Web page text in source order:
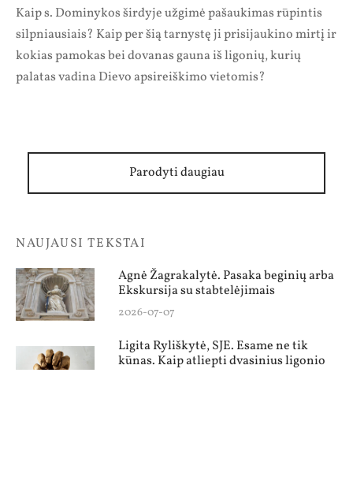
Kaip s. Dominykos širdyje užgimė pašaukimas rūpintis
silpniausiais? Kaip per šią tarnystę ji prisijaukino mirtį ir
kokias pamokas bei dovanas gauna iš ligonių, kurių
palatas vadina Dievo apsireiškimo vietomis?
Parodyti daugiau
NAUJAUSI TEKSTAI
Agnė Žagrakalytė. Pasaka beginių arba
Ekskursija su stabtelėjimais
2026-07-07
Ligita Ryliškytė, SJE. Esame ne tik
kūnas. Kaip atliepti dvasinius ligonio